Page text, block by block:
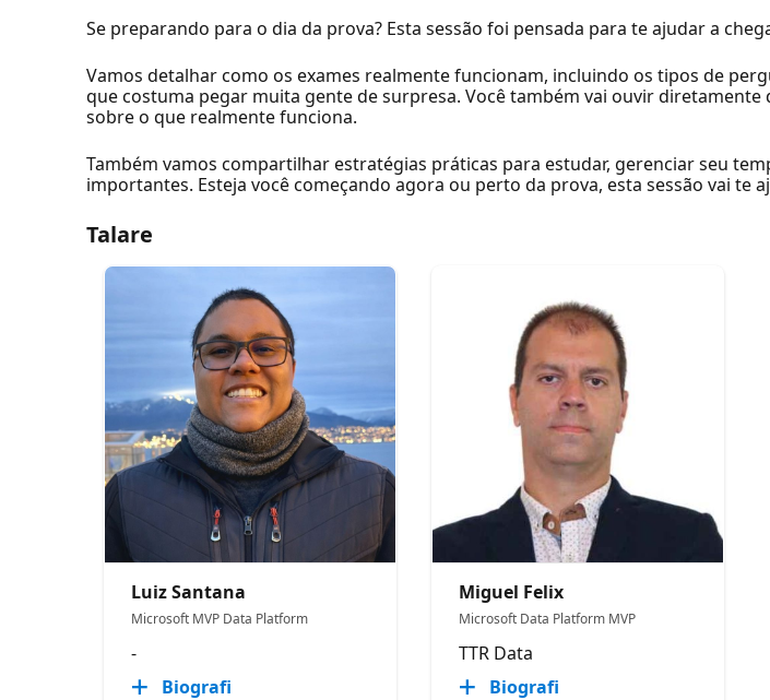
Se preparando para o dia da prova? Esta sessão foi pensada para te ajudar a
Vamos detalhar como os exames realmente funcionam, incluindo os tipos de
que costuma pegar muita gente de surpresa. Você também vai ouvir diretamente
sobre o que realmente funciona.
Também vamos compartilhar estratégias práticas para estudar, gerenciar seu
importantes. Esteja você começando agora ou perto da prova, esta sessão vai te
Talare
Luiz Santana
Microsoft MVP Data Platform
-
Biografi
Miguel Felix
Microsoft Data Platform MVP
TTR Data
Biografi